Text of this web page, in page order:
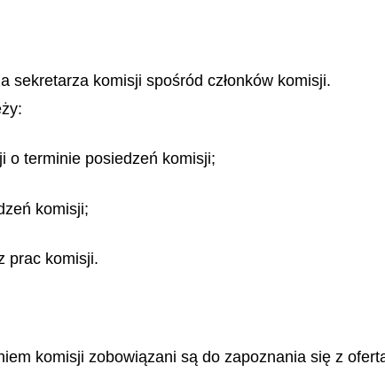
sekretarza komisji spośród członków komisji.
o terminie posiedzeń komisji;
komisji;
prac komisji.
komisji zobowiązani są do zapoznania się z